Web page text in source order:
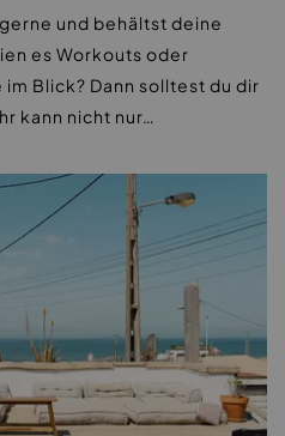
und behältst deine
es Workouts oder
im Blick? Dann solltest du dir
kann nicht nur…